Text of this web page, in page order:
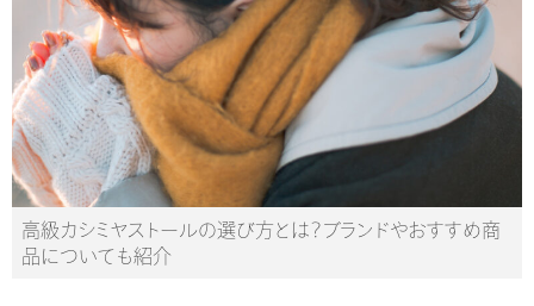
高級カシミヤストールの選び方とは？ブランドやおすすめ商
品についても紹介